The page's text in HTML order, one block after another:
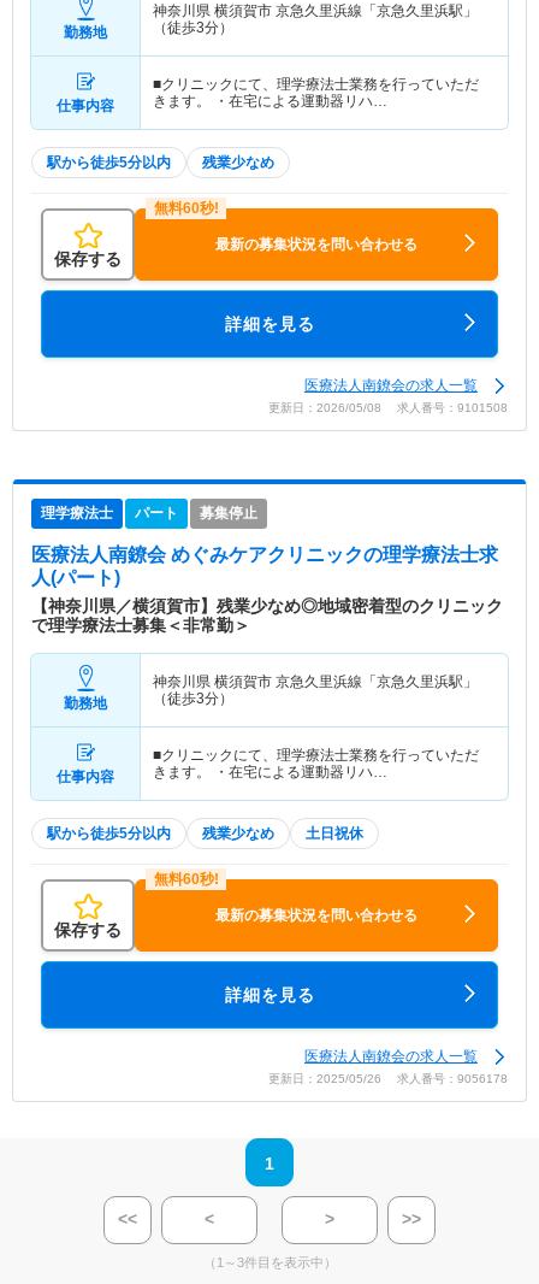
勤務地
神奈川県 横須賀市 京急久里浜線「京急久里浜駅」
（徒歩3分）
仕事内容
■クリニックにて、理学療法士業務を行っていただ
きます。 ・在宅による運動器リハ…
駅から徒歩5分以内 残業少なめ
保存する
最新の募集状況を問い合わせる
詳細を見る
医療法人南鐐会の求人一覧
更新日：2026/05/08 求人番号：9101508
理学療法士 パート 募集停止
医療法人南鐐会 めぐみケアクリニックの理学療法士求
人(パート)
【神奈川県／横須賀市】残業少なめ◎地域密着型のクリニック
で理学療法士募集＜非常勤＞
勤務地
神奈川県 横須賀市 京急久里浜線「京急久里浜駅」
（徒歩3分）
仕事内容
■クリニックにて、理学療法士業務を行っていただ
きます。 ・在宅による運動器リハ…
駅から徒歩5分以内 残業少なめ 土日祝休
保存する
最新の募集状況を問い合わせる
詳細を見る
医療法人南鐐会の求人一覧
更新日：2025/05/26 求人番号：9056178
1
<< < > >>
（1～3件目を表示中）